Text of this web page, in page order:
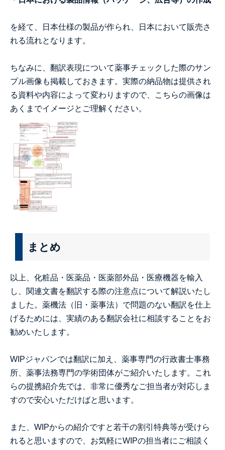
を経て、日本仕様の製品が作られ、日本において販売さ
れる流れとなります。
ちなみに、翻訳表現について薬事チェックした際のサン
プル画像も掲載しておきます。実際の納品物は提供され
る資料や内容によって変わりますので、こちらの画像は
あくまでイメージとご理解ください。
まとめ
以上、化粧品・医薬品・医薬部外品・医療機器を輸入
し、関連文書を翻訳する際の注意点について解説いたし
ました。薬機法（旧・薬事法）で問題のない翻訳を仕上
げるためには、実績のある翻訳会社に相談することをお
勧めいたします。
WIPジャパンでは翻訳に加え、薬事専門の行政書士事務
所、薬事法務専門の学術団体がご紹介いたします。これ
らの提携紹介先では、非常に優秀なご担当者が対応しま
すので安心いただけばと思います。
また、WIPからの紹介ですと若干の割引特典等が受けら
れると思いますので、お気軽にWIPの担当者にご相談く